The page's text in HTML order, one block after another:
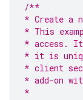
/**
* Create a
* This
* access.
* it is
* client
* add-on
*